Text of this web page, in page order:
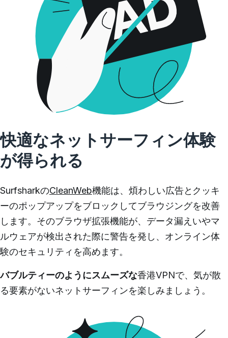
快適なネットサーフィン体験
が得られる
SurfsharkのCleanWeb機能は、煩わしい広告とクッキ
ーのポップアップをブロックしてブラウジングを改善
します。 そのブラウザ拡張機能が、データ漏えいやマ
ルウェアが検出された際に警告を発し、オンライン体
験のセキュリティを高めます。
バブルティーのようにスムーズな香港VPNで、気が散
る要素がないネットサーフィンを楽しみましょう。